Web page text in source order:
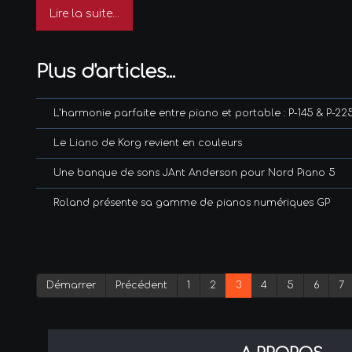
Lire la suite...
Plus d'articles...
L’harmonie parfaite entre piano et portable : P-145 & P-
Le Liano de Korg revient en couleurs
Une banque de sons JAnt Anderson pour Nord Piano 5
Roland présente sa gamme de pianos numériques GP
Démarrer Précédent 1 2 3 4 5 6 7